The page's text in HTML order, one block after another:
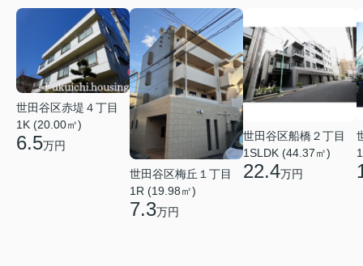
世田谷区赤堤４丁目
1K (20.00㎡)
6.5万円
世田谷区梅丘１丁目
1R (19.98㎡)
7.3万円
世田谷区船橋２丁目
1SLDK (44.37㎡)
22.4万円